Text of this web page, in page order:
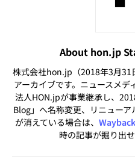
About hon.jp
株式会社hon.jp（2018年3月31
アーカイブです。ニュースメ
法人HON.jpが事業継承し、
Blog」へ名称変更、リニュー
が消えている場合は、
時の記事が掘り出